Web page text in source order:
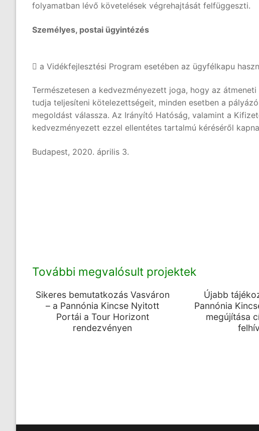
folyamatban lévő követelések végrehajtását felfüggeszti.
Személyes, postai ügyintézés
 a Vidékfejlesztési Program esetében az ügyfélkapu
Természetesen a kedvezményezett joga, hogy az
tudja teljesíteni kötelezettségeit, minden esetben a
megoldást válassza. Az Irányító Hatóság, valamint a
kedvezményezett ezzel ellentétes tartalmú kéréséről
Budapest, 2020. április 3.
További megvalósult projektek
Sikeres bemutatkozás Vasváron
– a Pannónia Kincse Nyitott
Portái a Tour Horizont
rendezvényen
Újabb
Pannónia
megújítása